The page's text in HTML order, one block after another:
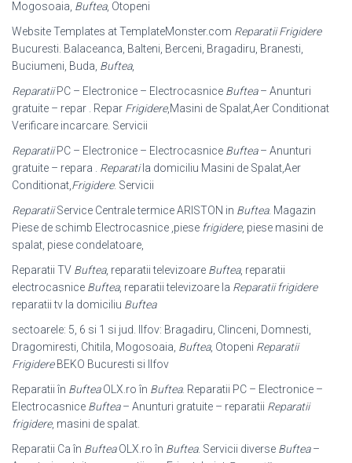
Mogosoaia, Buftea, Otopeni
Website Templates at TemplateMonster.com Reparatii Frigidere
Bucuresti. Balaceanca, Balteni, Berceni, Bragadiru, Branesti,
Buciumeni, Buda, Buftea,
ReparatiiPC – Electronice – Electrocasnice Buftea– Anunturi
gratuite – repar . Repar Frigidere,Masini de Spalat,Aer Conditionat
Verificare incarcare. Servicii
ReparatiiPC – Electronice – Electrocasnice Buftea– Anunturi
gratuite – repara . Reparatila domiciliu Masini de Spalat,Aer
Conditionat,Frigidere. Servicii
ReparatiiService Centrale termice ARISTON in Buftea. Magazin
Piese de schimb Electrocasnice ,piese frigidere, piese masini de
spalat, piese condelatoare,
Reparatii TV Buftea, reparatii televizoare Buftea, reparatii
electrocasnice Buftea, reparatii televizoare la Reparatii frigidere
reparatii tv la domiciliu Buftea
sectoarele: 5, 6 si 1 si jud. Ilfov: Bragadiru, Clinceni, Domnesti,
Dragomiresti, Chitila, Mogosoaia, Buftea, Otopeni Reparatii
FrigidereBEKO Bucuresti si Ilfov
Reparatii în BufteaOLX.ro în Buftea. Reparatii PC – Electronice –
Electrocasnice Buftea– Anunturi gratuite – reparatii Reparatii
frigidere, masini de spalat.
Reparatii Ca în BufteaOLX.ro în Buftea. Servicii diverse Buftea–